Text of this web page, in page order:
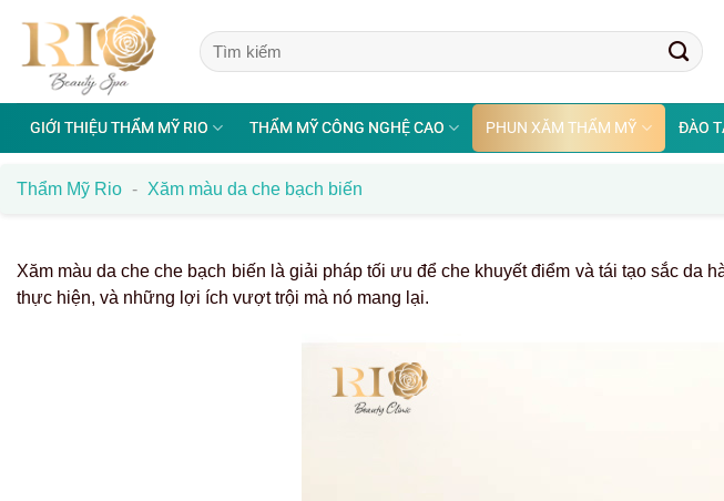
nội
GIỚI THIỆU THẨM MỸ RIO THẨM MỸ CÔNG NGHỆ CAO PHUN XĂM THẨM MỸ ĐÀO
Thẩm Mỹ Rio - Xăm màu da che bạch biến
Xăm màu da che che bạch biến là giải pháp tối ưu đểche khuyết điểm và tái tạo sắc da
thực hiện, và những lợi ích vượt trội mà nó mang lại.